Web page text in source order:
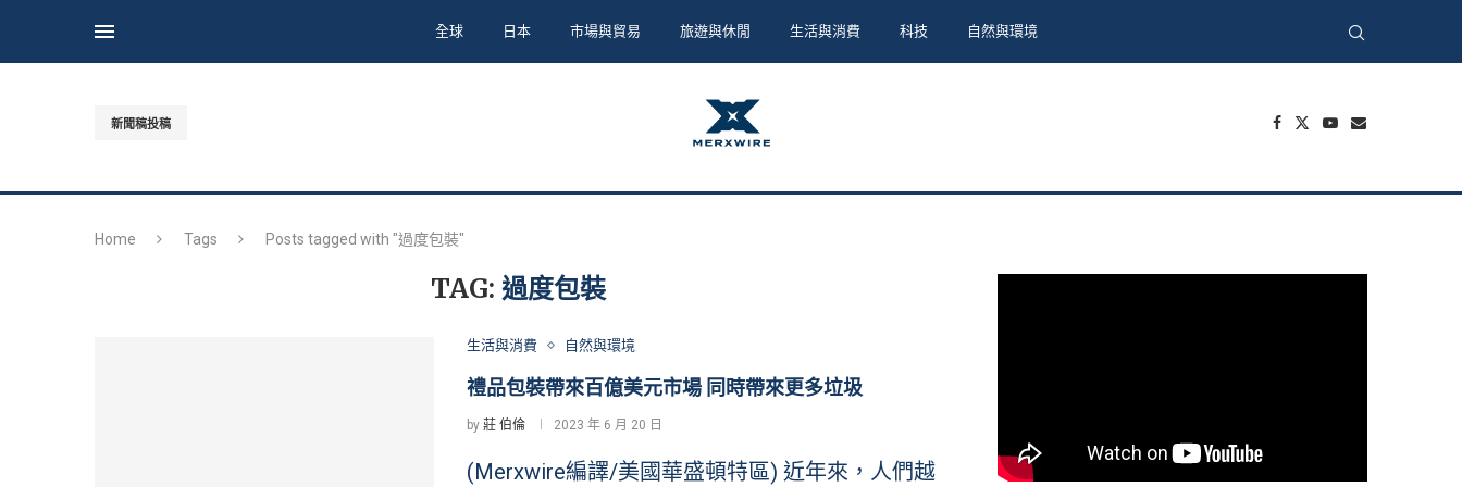
全球 日本 市場與貿易 旅遊與休閒 生活與消費 科技 自然與環境
新聞稿投稿
Home Tags Posts tagged with "過度包裝"
TAG:過度包裝
生活與消費 自然與環境
禮品包裝帶來百億美元市場 同時帶來更多垃圾
by 莊 伯倫 2023 年 6 月 20 日
(Merxwire編譯/美國華盛頓特區) 近年來，人們越